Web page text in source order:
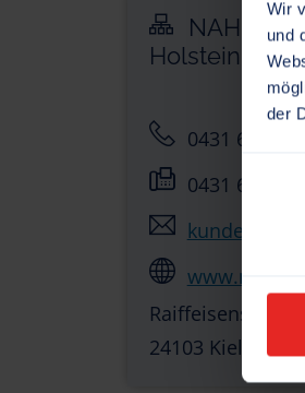
Wir
und
der
NAH-SH
Holstein
0431 66019-0
0431 66019-19
www.nah.sh/
Raiffeisenstraße 1
24103 Kiel